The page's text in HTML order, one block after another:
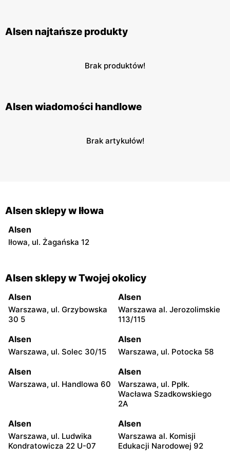
Alsen najtańsze produkty
Brak produktów!
Alsen wiadomości handlowe
Brak artykułów!
Alsen sklepy w Iłowa
Alsen
Iłowa, ul. Żagańska 12
Alsen sklepy w Twojej okolicy
Alsen
Warszawa, ul. Grzybowska
30 5
Alsen
Warszawa al. Jerozolimskie
113/115
Alsen
Warszawa, ul. Solec 30/15
Alsen
Warszawa, ul. Potocka 58
Alsen
Warszawa, ul. Handlowa 60
Alsen
Warszawa, ul. Ppłk.
Wacława Szadkowskiego
2A
Alsen
Warszawa, ul. Ludwika
Kondratowicza 22 U-07
Alsen
Warszawa al. Komisji
Edukacji Narodowej 92